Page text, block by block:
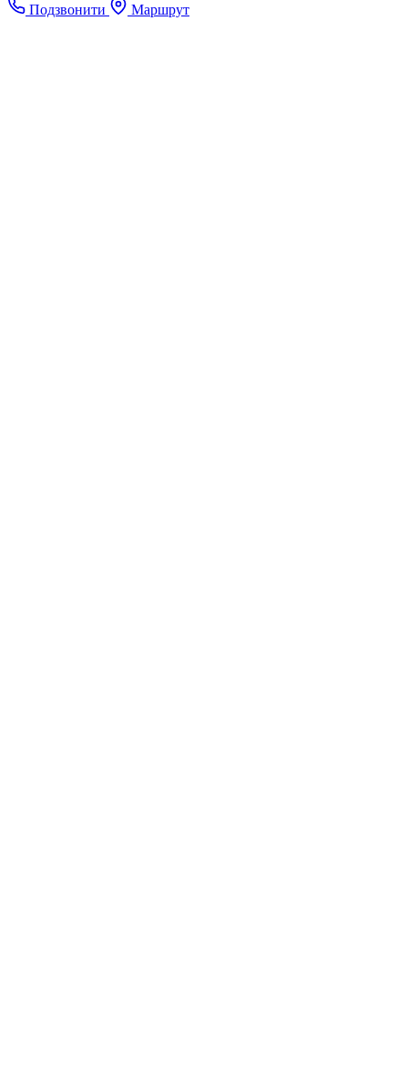
Подзвонити
Маршрут